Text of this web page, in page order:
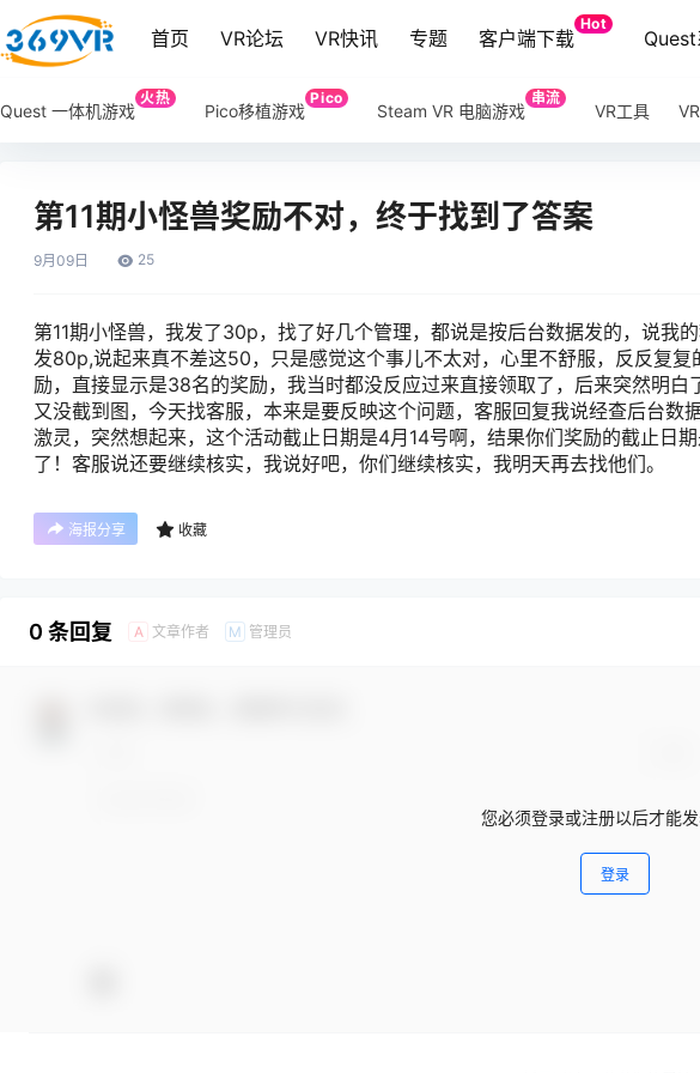
首页 VR论坛 VR快讯 专题 客户端下载
Hot
Quest 一体机游戏
火热
Pico移植游戏
Pico
Steam VR 电脑游戏
串流
VR工具
第11期小怪兽奖励不对，终于找到了答案
9月 09日 25
第11期小怪兽，我发了30p，找了好几个管理，都说是按后台数据发的，说我
发80p,说起来真不差这50，只是感觉这个事儿不太对，心里不舒服，反反复
励，直接显示是38名的奖励，我当时都没反应过来直接领取了，后来突然明
又没截到图，今天找客服，本来是要反映这个问题，客服回复我说经查后台
激灵，突然想起来，这个活动截止日期是4月14号啊，结果你们奖励的截止日
了！客服说还要继续核实，我说好吧，你们继续核实，我明天再去找他们。
海报分享 收藏
0 条回复 A 文章作者 M 管理员
您必须登录或注册以后才能
登录